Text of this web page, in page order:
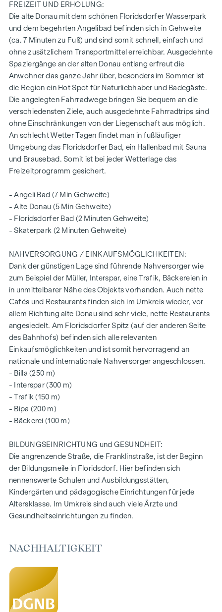
Feinsteinzeug 30 x 60 cm der Firma Marazzi
Armaturen der Marke Dornbracht
Keramik in Bad und WC der Marke Laufen "Pro"
Balkon mit Sichtschutz, Steckdose, Außenbeleuchtung
und Wasseranschluss
Ein Garagenplatz in der hauseigenen Tiefgarage kann
zusätzlich erworben werden.
Näher Infos entnehmen Sie bitte aus unserer Projektwebsite
(www.fahrbachgasse6-8.at) oder fragen Sie unser
kompetentes Beratungsteam!
HIGHLIGHTS
verkehrsberuhigte Einbahnstraße mit Übergang zur
geringe bis keine Lärmbelastung
Bildungseinrichtungen um die Ecke (Bildungsmeile /
Bildungsgrätzel)
2 Gehminuten zum Bahnhof Floridsdorf (U6, S-Bahnen,
6 Gehminuten zur Alten Donau
top Anbindung an den Individualverkehr
zertifiziertes Gebäude - zukunftsorientiert
für Eigennutzer und Anleger
intelligente Gegensprechanlage (via App steuerbar)
smartes Briefkastensystem mit Paketboxenanlage
Digitales Schwarzes Brett und smarte Hausverwaltung -
App „puck“
Gemeinschaftsraum für alle Bewohner (mit Kletterwand,
Tischfußball, Spieleecke, Sitzgelegenheiten,
vollausgestatteter Küche, Gemeinschaftsgarten
mit "Urban Gardening" Gemeinschaftsbeeten
Die freien Objekte sind noch in allen Wohnungsgrößen
verfügbar und beinhalten allesamt eine Freifläche in Form
einer Terrasse und einem versperrbaren Kellerabteil.
Weitere Infos entnehmen Sie gerne aus unserer
Projekt-Website:www.fahrbachgasse6-8.at
VEREINBAREN SIE NOCH HEUTE EINEN
BESICHTIGUNGSTERMIN
stehen die Erschaffung von nachhaltigem Lebensraum, das
Wohlbefinden der zukünftigen Bewohner und die
Wertsteigerung der Immobilie im Mittelpunkt. Neben der
Optimierung der Nutzungsdauer achtet WINEGG bei der
FREIZEIT UND ERHOLUNG:
Die alte Donau mit dem schönen Floridsdorfer Wasserpark
und dem begehrten Angelibad befinden sich in Gehweite
(ca. 7 Minuten zu Fuß) und sind somit schnell, einfach und
ohne zusätzlichem Transportmittel erreichbar. Ausgedehnte
Spaziergänge an der alten Donau entlang erfreut die
Anwohner das ganze Jahr über, besonders im Sommer ist
die Region ein Hot Spot für Naturliebhaber und Badegäste.
Die angelegten Fahrradwege bringen Sie bequem an die
verschiedensten Ziele, auch ausgedehnte Fahrradtrips sind
ohne Einschränkungen von der Liegenschaft aus möglich.
An schlecht Wetter Tagen findet man in fußläufiger
Umgebung das Floridsdorfer Bad, ein Hallenbad mit Sauna
und Brausebad. Somit ist bei jeder Wetterlage das
Freizeitprogramm gesichert.
- Angeli Bad (7 Min Gehweite)
- Alte Donau (5 Min Gehweite)
- Floridsdorfer Bad (2 Minuten Gehweite)
- Skaterpark (2 Minuten Gehweite)
NAHVERSORGUNG / EINKAUFSMÖGLICHKEITEN:
Dank der günstigen Lage sind führende Nahversorger wie
zum Beispiel der Müller, Interspar, eine Trafik, Bäckereien in
in unmittelbarer Nähe des Objekts vorhanden. Auch nette
Cafés und Restaurants finden sich im Umkreis wieder, vor
allem Richtung alte Donau sind sehr viele, nette Restaurants
angesiedelt. Am Floridsdorfer Spitz (auf der anderen Seite
des Bahnhofs) befinden sich alle relevanten
Einkaufsmöglichkeiten und ist somit hervorragend an
nationale und internationale Nahversorger angeschlossen.
- Billa (250 m)
- Interspar (300 m)
- Trafik (150 m)
- Bipa (200 m)
- Bäckerei (100 m)
BILDUNGSEINRICHTUNG und GESUNDHEIT:
Die angrenzende Straße, die Franklinstraße, ist der Beginn
der Bildungsmeile in Floridsdorf. Hier befinden sich
nennenswerte Schulen und Ausbildungsstätten,
Kindergärten und pädagogische Einrichtungen für jede
Altersklasse. Im Umkreis sind auch viele Ärzte und
Gesundheitseinrichtungen zu finden.
NACHHALTIGKEIT